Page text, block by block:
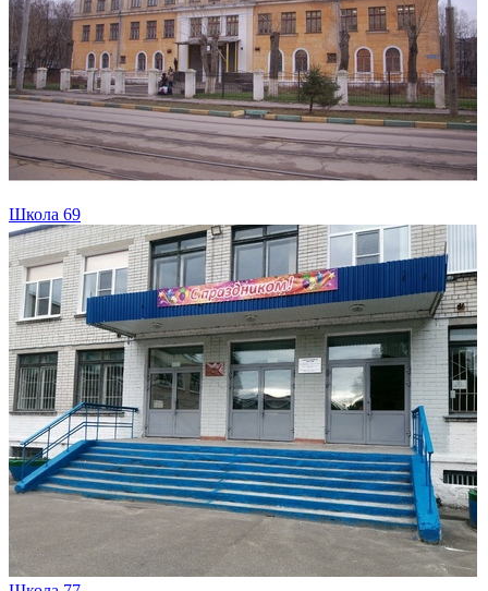
Школа 69